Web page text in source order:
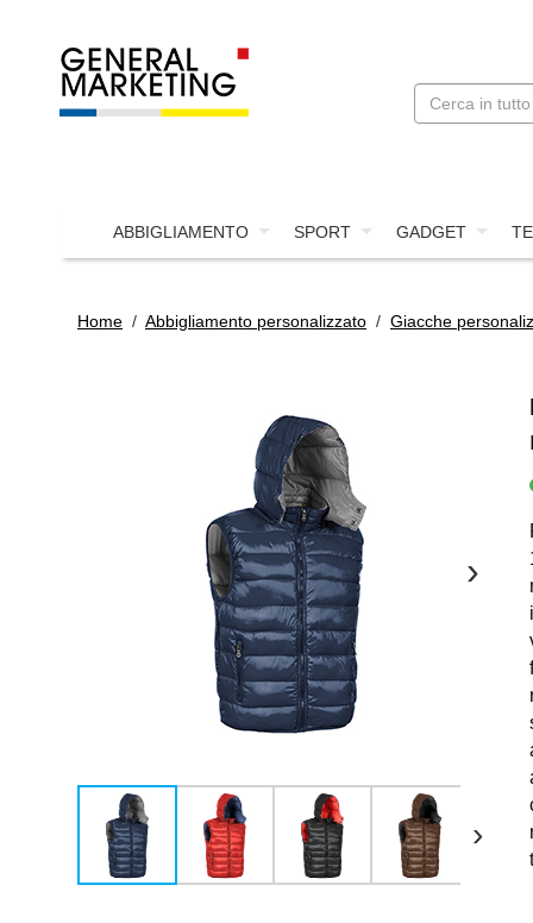
ABBIGLIAMENTO SPORT GADGET
Home / Abbigliamento personalizzato / Giacche
›
›